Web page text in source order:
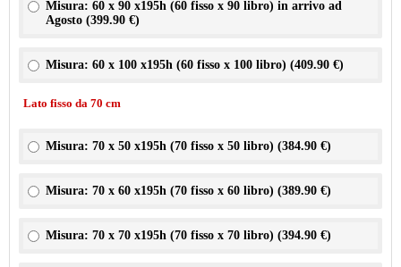
Misura: 60 x 90 x195h (60 fisso x 90 libro) in arrivo ad
Agosto (399.90 €)
Misura: 60 x 100 x195h (60 fisso x 100 libro) (409.90 €)
Lato fisso da 70 cm
Misura: 70 x 50 x195h (70 fisso x 50 libro) (384.90 €)
Misura: 70 x 60 x195h (70 fisso x 60 libro) (389.90 €)
Misura: 70 x 70 x195h (70 fisso x 70 libro) (394.90 €)